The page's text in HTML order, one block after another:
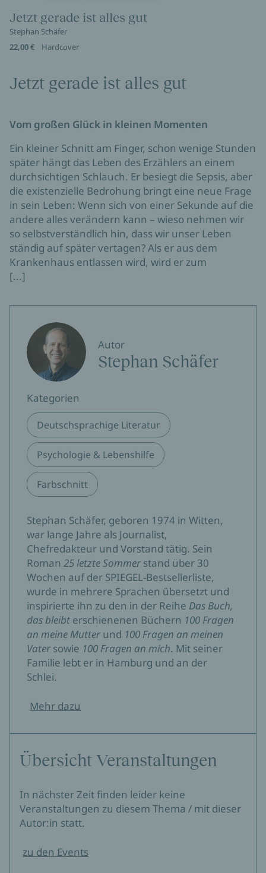
Jetzt gerade ist alles gut
Stephan Schäfer
22,00 €
Hardcover
Jetzt gerade ist alles gut
Vom großen Glück in kleinen Momenten
Ein kleiner Schnitt am Finger, schon wenige Stunden
später hängt das Leben des Erzählers an einem
durchsichtigen Schlauch. Er besiegt die Sepsis, aber
die existenzielle Bedrohung bringt eine neue Frage
in sein Leben: Wenn sich von einer Sekunde auf die
andere alles verändern kann – wieso nehmen wir
so selbstverständlich hin, dass wir unser Leben
ständig auf später vertagen? Als er aus dem
Krankenhaus entlassen wird, wird er zum
[...]
Autor
Stephan Schäfer
Kategorien
Deutschsprachige Literatur
Psychologie & Lebenshilfe
Farbschnitt
Stephan Schäfer, geboren 1974 in Witten,
war lange Jahre als Journalist,
Chefredakteur und Vorstand tätig. Sein
Roman 25 letzte Sommer stand über 30
Wochen auf der SPIEGEL-Bestsellerliste,
wurde in mehrere Sprachen übersetzt und
inspirierte ihn zu den in der Reihe Das Buch,
das bleibt erschienenen Büchern 100 Fragen
an meine Mutter und 100 Fragen an meinen
Vater sowie 100 Fragen an mich. Mit seiner
Familie lebt er in Hamburg und an der
Schlei.
Mehr dazu
Übersicht Veranstaltungen
In nächster Zeit finden leider keine
Veranstaltungen zu diesem Thema / mit dieser
Autor:in statt.
zu den Events